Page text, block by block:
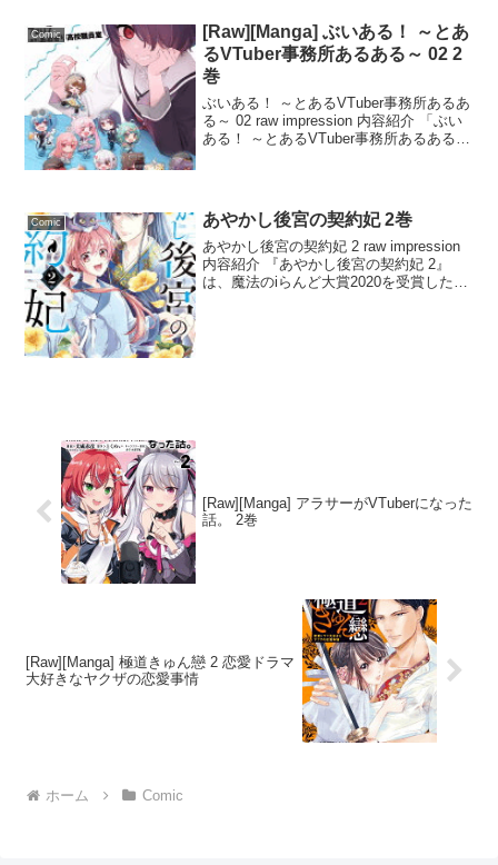
Comic
[Raw][Manga] ぶいある！ ～とあ
るVTuber事務所あるある～ 02 2
巻
ぶいある！ ～とあるVTuber事務所あるあ
る～ 02 raw impression 内容紹介 「ぶい
ある！ ～とあるVTuber事務所あるある～
Comic あやかし後宮の契約妃 2巻
あやかし後宮の契約妃 2 raw impression
内容紹介 『あやかし後宮の契約妃 2』
は、魔法のiらんど大賞2020を受賞した注
[Raw][Manga] アラサーがVTuberになった
話。 2巻
[Raw][Manga] 極道きゅん戀 2 恋愛ドラマ
大好きなヤクザの恋愛事情
ホーム Comic